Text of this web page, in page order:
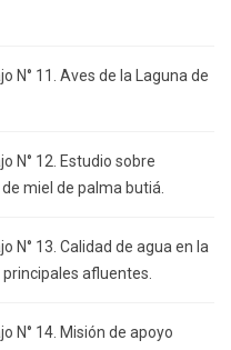
N° 11. Aves de la Laguna de
N° 12. Estudio sobre
miel de palma butiá.
N° 13. Calidad de agua en la
principales afluentes.
N° 14. Misión de apoyo